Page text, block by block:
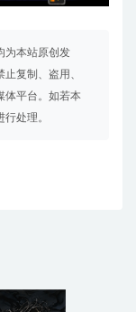
为本站原创发
复制、盗用、
体平台。如若本
处理。